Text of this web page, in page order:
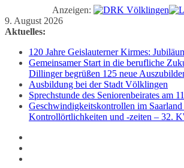
Anzeigen:
Zum
Inhalt
9. August 2026
Aktuelles:
120 Jahre Geislauterner Kirmes:
Gemeinsamer Start in die berufliche
Dillinger begrüßen 125 neue
Ausbildung bei der Stadt Völklingen
Sprechstunde des Seniorenbeirates am
Geschwindigkeitskontrollen im
Kontrollörtlichkeiten und -zeiten – 32.